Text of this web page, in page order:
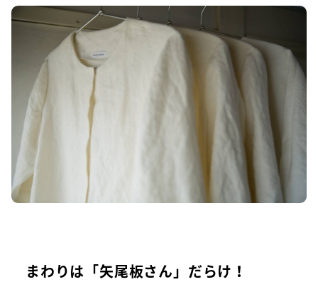
まわりは「矢尾板さん」だらけ！